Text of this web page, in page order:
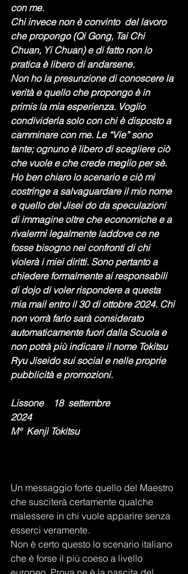
con me.
Chi invece non è convinto  del lavoro
che propongo (Qi Gong, Tai Chi
Chuan, Yi Chuan) e di fatto non lo
pratica è libero di andarsene.
Non ho la presunzione di conoscere la
verità e quello che propongo è in
primis la mia esperienza. Voglio
condividerla solo con chi è disposto a
camminare con me. Le “Vie” sono
tante; ognuno è libero di scegliere ciò
che vuole e che crede meglio per sè.
Ho ben chiaro lo scenario e ciò mi
costringe a salvaguardare il mio nome
e quello del Jisei do da speculazioni
di immagine oltre che economiche e a
rivalermi legalmente laddove ce ne
fosse bisogno nei confronti di chi
violerà i miei diritti. Sono pertanto a
chiedere formalmente ai responsabili
di dojo di voler rispondere a questa
mia mail entro il 30 di ottobre 2024. Chi
non vorrà farlo sarà considerato
automaticamente fuori dalla Scuola e
non potrà più indicare il nome Tokitsu
Ryu Jiseido sui social e nelle proprie
pubblicità e promozioni.
Lissone    18  settembre
2024
M°  Kenji Tokitsu
Un messaggio forte quello del Maestro
che susciterà certamente qualche
malessere in chi vuole apparire senza
esserci veramente.
Non è certo questo lo scenario italiano
che è forse il più coeso a livello